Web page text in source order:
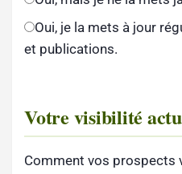
Oui, je la mets à jour
et publications.
Votre visibilité
Comment vos prospects